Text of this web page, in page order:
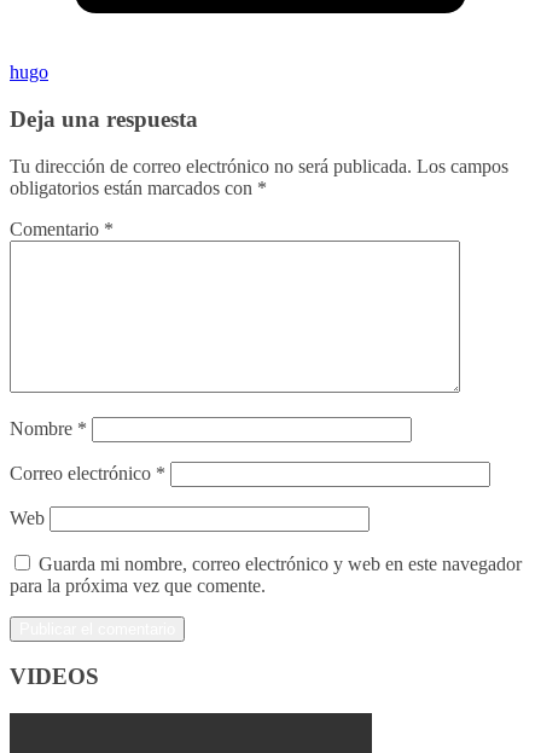
hugo
Deja una respuesta
Tu dirección de correo electrónico no será publicada. Los campos
obligatorios están marcados con *
Comentario *
Nombre *
Correo electrónico *
Web
Guarda mi nombre, correo electrónico y web en este navegador
para la próxima vez que comente.
VIDEOS